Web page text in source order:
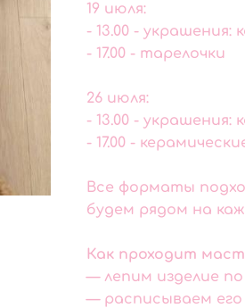
19 июля:
- 13.00 - украшения:
- 17.00 - тарелочки
26 июля:
- 13.00 - украшения:
- 17.00 -
Все форматы
будем рядом на
Как проходит
— лепим изделие
— расписываем